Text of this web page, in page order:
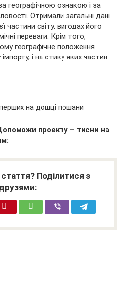
географічною ознакою і за
Отримали загальні дані
частини світу, вигодах його
переваги. Крім того,
географічне положення
і на стику яких частин
на дошці пошани
проекту – тисни на
Поділитися з
друзями: